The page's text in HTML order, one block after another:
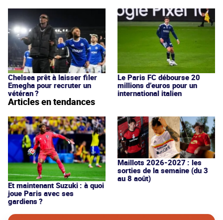
Chelsea prêt à laisser filer
Emegha pour recruter un
vétéran ?
Le Paris FC débourse 20
millions d’euros pour un
international italien
Articles en tendances
Et maintenant Suzuki : à quoi
joue Paris avec ses
gardiens ?
Maillots 2026-2027 : les
sorties de la semaine (du 3
au 8 août)